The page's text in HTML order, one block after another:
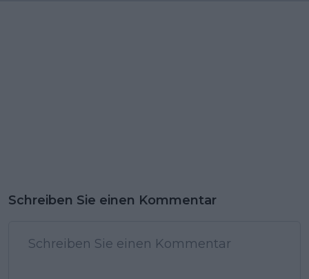
Schreiben Sie einen Kommentar